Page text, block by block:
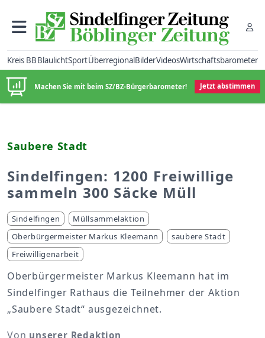
Kreis BBBlaulichtSportÜberregionalBilderVideosWirtschaftsbarometer
Machen Sie mit beim SZ/BZ-Bürgerbarometer! Jetzt abstimmen
Saubere Stadt
Sindelfingen: 1200 Freiwillige
sammeln 300 Säcke Müll
Sindelfingen
Müllsammelaktion
Oberbürgermeister Markus Kleemann
saubere Stadt
Freiwilligenarbeit
Oberbürgermeister Markus Kleemann hat im
Sindelfinger Rathaus die Teilnehmer der Aktion
„Saubere Stadt“ ausgezeichnet.
Von unserer Redaktion